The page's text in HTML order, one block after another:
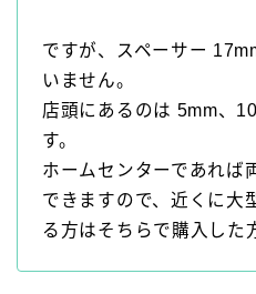
ですが、スペーサー
いません。
店頭にあるのは 5mm、
す。
ホームセンターであれば
できますので、近くに大
る方はそちらで購入した